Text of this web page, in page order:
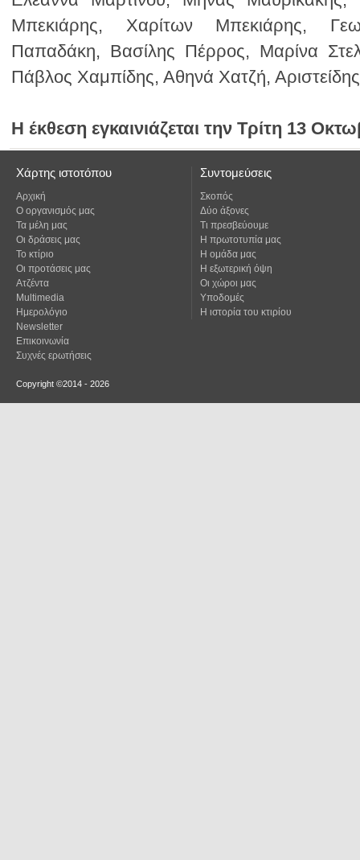
Πάβλος Χαμπίδης, Αθηνά Χατζή,
Η έκθεση εγκαινιάζεται την Τρίτη 13
Χάρτης ιστοτόπου
Αρχική
Ο οργανισμός μας
Τα μέλη μας
Οι δράσεις μας
Το κτίριο
Οι προτάσεις μας
Ατζέντα
Multimedia
Ημερολόγιο
Newsletter
Επικοινωνία
Συχνές ερωτήσεις
Συντομεύσεις
Σκοπός
Δύο άξονες
Τι πρεσβεύουμε
Η πρωτοτυπία μας
Η ομάδα μας
Η εξωτερική όψη
Οι χώροι μας
Υποδομές
Η ιστορία του κτιρίου
Copyright ©2014 - 2026